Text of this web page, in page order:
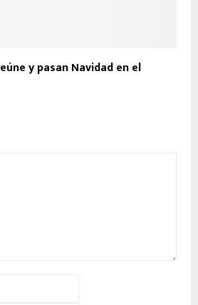
y pasan Navidad en el